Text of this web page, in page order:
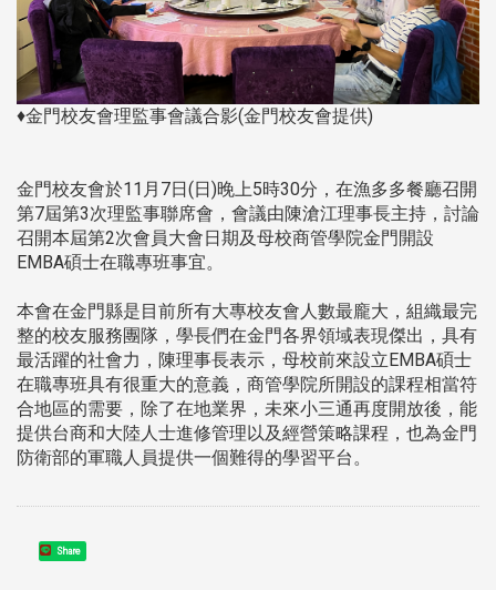
♦金門校友會理監事會議合影(金門校友會提供)
金門校友會於11月7日(日)晚上5時30分，在漁多多餐廳召開
第7屆第3次理監事聯席會，會議由陳滄江理事長主持，討論
召開本屆第2次會員大會日期及母校商管學院金門開設
EMBA碩士在職專班事宜。
本會在金門縣是目前所有大專校友會人數最龐大，組織最完
整的校友服務團隊，學長們在金門各界領域表現傑出，具有
最活躍的社會力，陳理事長表示，母校前來設立EMBA碩士
在職專班具有很重大的意義，商管學院所開設的課程相當符
合地區的需要，除了在地業界，未來小三通再度開放後，能
提供台商和大陸人士進修管理以及經營策略課程，也為金門
防衛部的軍職人員提供一個難得的學習平台。
Share